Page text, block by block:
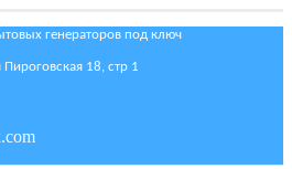
генераторов под ключ
18, стр 1